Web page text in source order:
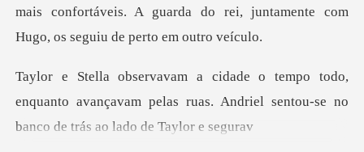
Loja
Sair
mais confortáveis. A gua
o,
enquanto avançavam pelas ruas. Andriel sento